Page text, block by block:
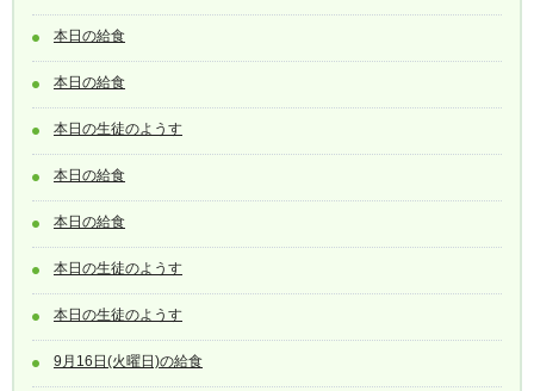
本日の給食
本日の給食
本日の生徒のようす
本日の給食
本日の給食
本日の生徒のようす
本日の生徒のようす
9月16日(火曜日)の給食